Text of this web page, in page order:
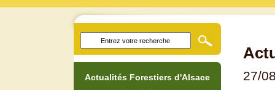
27/
Actualités Forestiers d'Alsace